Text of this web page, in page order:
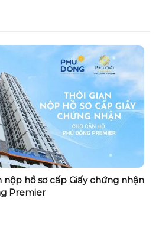
nộp hồ sơ cấp Giấy chứng nhận
Premier